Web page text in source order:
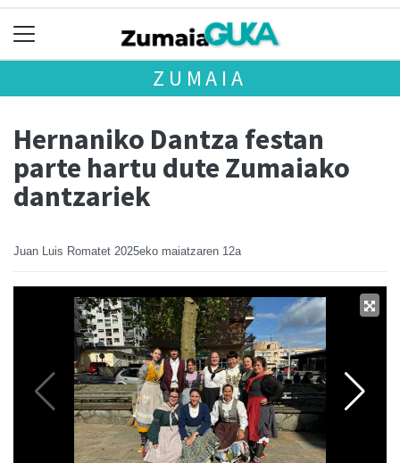
ZUMAIA
Hernaniko Dantza festan
parte hartu dute Zumaiako
dantzariek
Juan Luis Romatet 2025eko maiatzaren 12a